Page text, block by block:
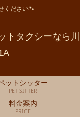
ください🐾
トタクシーなら川
ットシッター
PET SITTER
料金案内
PRICE